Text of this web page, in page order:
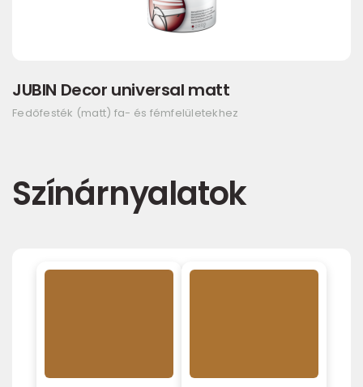
JUBIN Decor universal matt
Fedőfesték (matt) fa- és fémfelületekhez
Színárnyalatok